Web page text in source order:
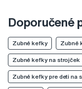
Doporučené
Zubné kefky Zubné
Zubné kefky na strojček
Zubné kefky pre deti na